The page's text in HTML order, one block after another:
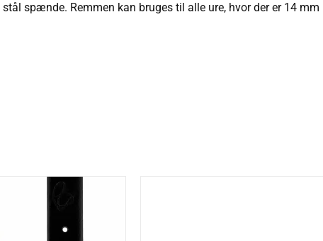
spænde. Remmen kan bruges til alle ure, hvor der er 14